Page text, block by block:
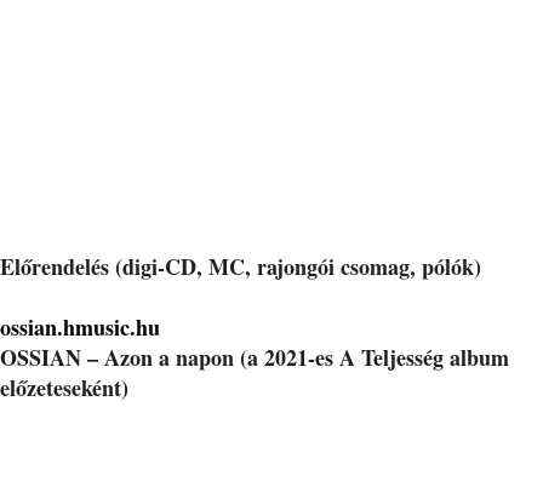
Előrendelés (digi-CD, MC, rajongói csomag, pólók)
ossian.hmusic.hu
OSSIAN – Azon a napon (a 2021-es A Teljesség album
előzeteseként)